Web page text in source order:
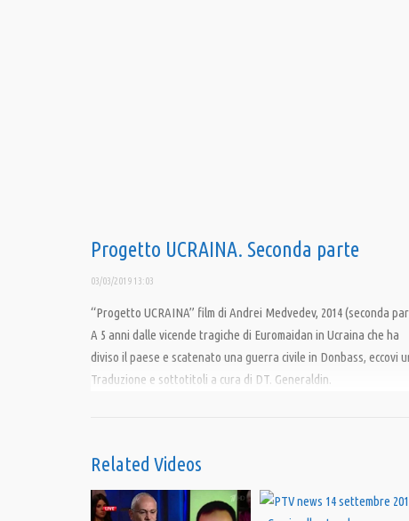
Progetto UCRAINA. Seconda parte
03/03/2019 13:03
“Progetto UCRAINA” film di Andrei Medvedev, 2014 (seconda
A 5 anni dalle vicende tragiche di Euromaidan in Ucraina che ha
diviso il paese e scatenato una guerra civile in Donbass,
Traduzione e sottotitoli a cura di DT. Generaldin.
Category:PrimoPiano,Speciali
Tags:#ProgettoGeopolitico,PandoraTV
Related Videos